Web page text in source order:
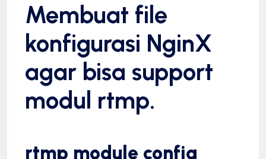
Membuat file
konfigurasi NginX
agar bisa support
modul rtmp.
rtmp module config